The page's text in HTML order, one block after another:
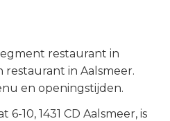
restaurant in
restaurant in Aalsmeer.
en openingstijden.
6-10, 1431 CD Aalsmeer, is